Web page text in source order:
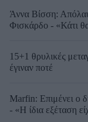
Άννα Βίσση:
Φισκάρδο - «Κάτι
15+1 θρυλικές
έγιναν ποτέ
Marfin: Επιμένει ο
- «Η ίδια εξέταση